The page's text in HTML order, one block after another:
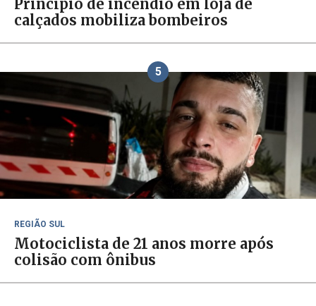
Princípio de incêndio em loja de
calçados mobiliza bombeiros
5
REGIÃO SUL
Motociclista de 21 anos morre após
colisão com ônibus